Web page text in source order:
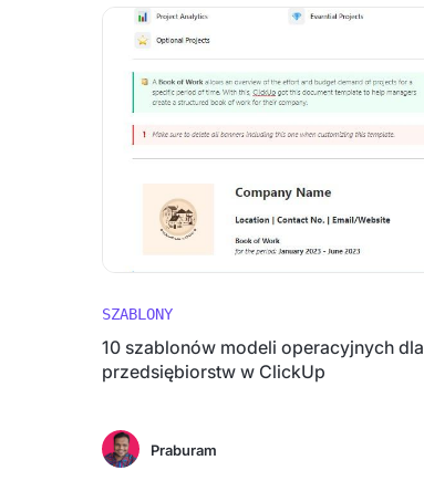
SZABLONY
10 szablonów modeli operacyjnych dla
przedsiębiorstw w ClickUp
Praburam